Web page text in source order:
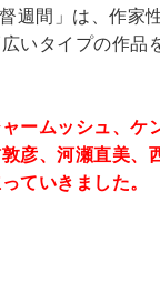
週間」は、作家
いタイプの作品
ームッシュ、ケ
彦、河瀬直美、
ていきました。